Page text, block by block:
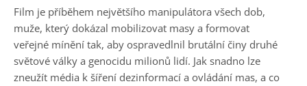
Film je příběhem největšího manipulátora všech dob,
muže, který dokázal mobilizovat masy a formovat
veřejné mínění tak, aby ospravedlnil brutální činy druhé
světové války a genocidu milionů lidí. Jak snadno lze
zneužít média k šíření dezinformací a ovládání mas, a co